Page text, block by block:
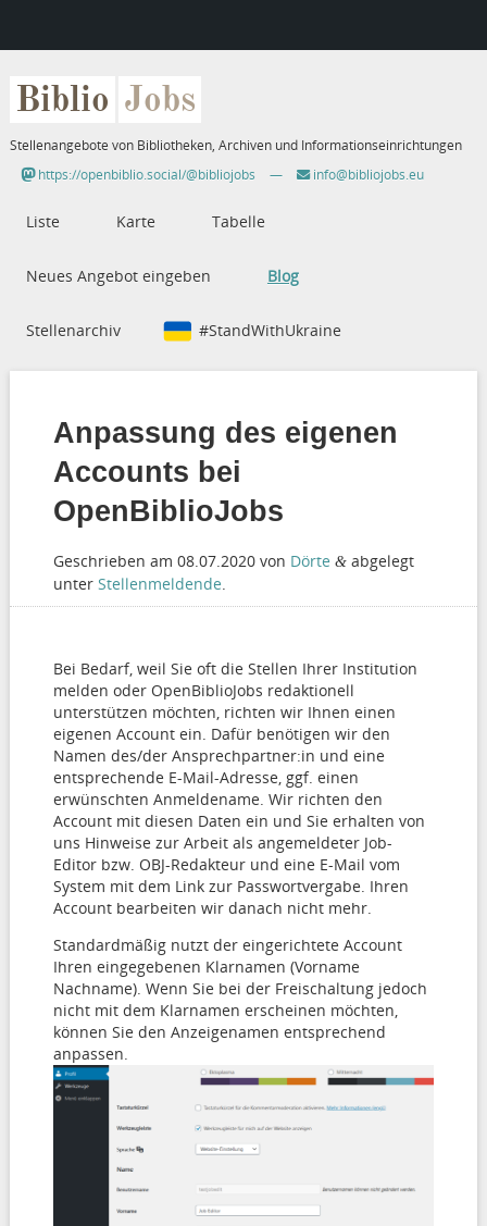
Biblio Jobs
Stellenangebote von Bibliotheken, Archiven und Informationseinrichtungen
https://openbiblio.social/@bibliojobs
— info@bibliojobs.eu
Liste Karte Tabelle
Neues Angebot eingeben Blog
Stellenarchiv #StandWithUkraine
Anpassung des eigenen
Accounts bei
OpenBiblioJobs
Geschrieben am 08.07.2020von Dörte &abgelegt
unter Stellenmeldende
Bei Bedarf, weil Sie oft die Stellen Ihrer Institution
melden oder OpenBiblioJobs redaktionell
unterstützen möchten, richten wir Ihnen einen
eigenen Account ein. Dafür benötigen wir den
Namen des/der Ansprechpartner:in und eine
entsprechende E-Mail-Adresse, ggf. einen
erwünschten Anmeldename. Wir richten den
Account mit diesen Daten ein und Sie erhalten von
uns Hinweise zur Arbeit als angemeldeter Job-
Editor bzw. OBJ-Redakteur und eine E-Mail vom
System mit dem Link zur Passwortvergabe. Ihren
Account bearbeiten wir danach nicht mehr.
Standardmäßig nutzt der eingerichtete Account
Ihren eingegebenen Klarnamen (Vorname
Nachname). Wenn Sie bei der Freischaltung jedoch
nicht mit dem Klarnamen erscheinen möchten,
können Sie den Anzeigenamen entsprechend
anpassen.